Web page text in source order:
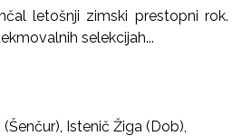
letošnji zimski prestopni rok.
selekcijah...
Istenič Žiga (Dob),